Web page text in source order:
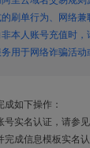
刷单行为、网络兼
本人账号充值时，
用于网络诈骗活动
如下操作：
号实名认证，请参见
成信息模板实名